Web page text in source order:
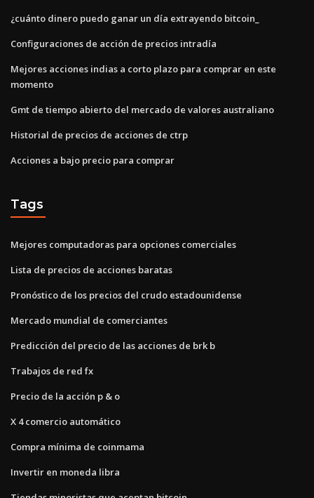
¿cuánto dinero puedo ganar un día extrayendo bitcoin_
Configuraciones de acción de precios intradía
Mejores acciones indias a corto plazo para comprar en este
momento
Gmt de tiempo abierto del mercado de valores australiano
Historial de precios de acciones de ctrp
Acciones a bajo precio para comprar
Tags
Mejores computadoras para opciones comerciales
Lista de precios de acciones baratas
Pronóstico de los precios del crudo estadounidense
Mercado mundial de comerciantes
Predicción del precio de las acciones de brk b
Trabajos de red fx
Precio de la acción p & o
X 4 comercio automático
Compra mínima de coinmama
Invertir en moneda libra